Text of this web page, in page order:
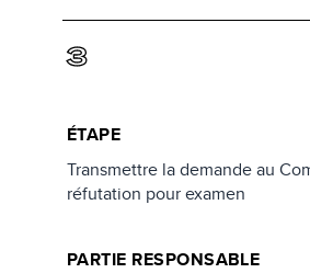
3
ÉTAPE
Transmettre la demande au
réfutation pour examen
PARTIE RESPONSABLE